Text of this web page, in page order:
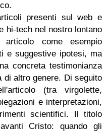
presenti sul web e
hi-tech nel nostro lontano
articolo come esempio
e suggestive ipotesi, ma
concreta testimonianza
di altro genere. Di seguito
(tra virgolette,
e interpretazioni,
scientifici. Il titolo
Cristo: quando gli